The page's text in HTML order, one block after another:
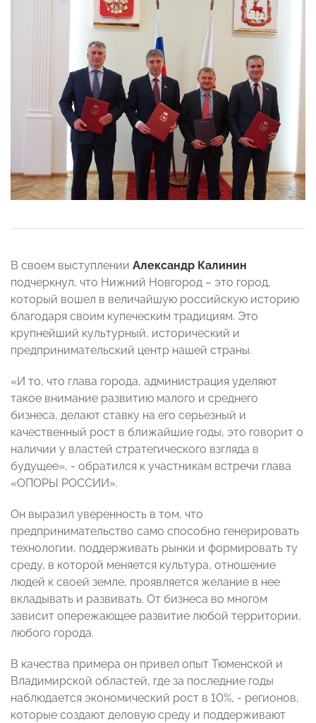
В своем выступлении Александр Калинин
подчеркнул, что Нижний Новгород – это город,
который вошел в величайшую российскую историю
благодаря своим купеческим традициям. Это
крупнейший культурный, исторический и
предпринимательский центр нашей страны.
«И то, что глава города, администрация уделяют
такое внимание развитию малого и среднего
бизнеса, делают ставку на его серьезный и
качественный рост в ближайшие годы, это говорит о
наличии у властей стратегического взгляда в
будущее», - обратился к участникам встречи глава
«ОПОРЫ РОССИИ».
Он выразил уверенность в том, что
предпринимательство само способно генерировать
технологии, поддерживать рынки и формировать ту
среду, в которой меняется культура, отношение
людей к своей земле, проявляется желание в нее
вкладывать и развивать. От бизнеса во многом
зависит опережающее развитие любой территории,
любого города.
В качества примера он привел опыт Тюменской и
Владимирской областей, где за последние годы
наблюдается экономический рост в 10%, - регионов,
которые создают деловую среду и поддерживают